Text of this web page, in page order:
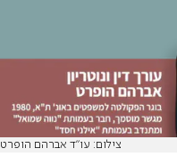
צילום: עו"ד אברהם הופרט